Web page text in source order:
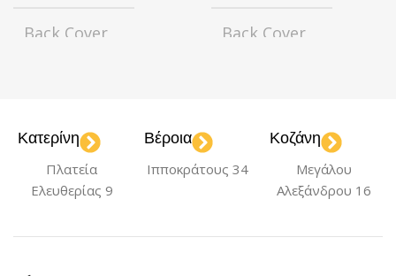
Back Cover
Transparent
ΜΟΝΤΈΛΟ
iPhone 12 Mini
Back Cover
Transparent
ΜΟΝΤΈΛΟ
iPhone 12 Mini
Κατερίνη
Πλατεία
Ελευθερίας 9
Βέροια
Ιπποκράτους 34
Κοζάνη
Μεγάλου
Αλεξάνδρου 16